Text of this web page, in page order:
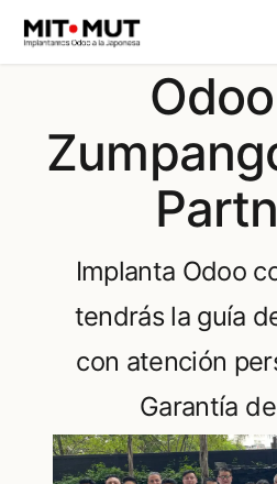
Implanta Odoo
tendrás la guía
con atención
Garantía